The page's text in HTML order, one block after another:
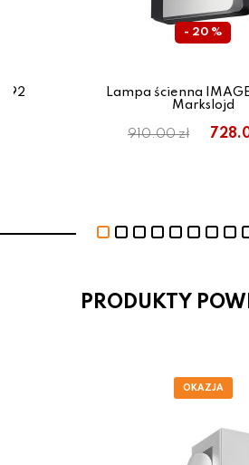
- 20 %
Lampa ścienna
Markslojd
910.00 zł
PRODUKTY